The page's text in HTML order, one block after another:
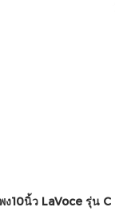
ง10นิ้ว LaVoce รุ่น